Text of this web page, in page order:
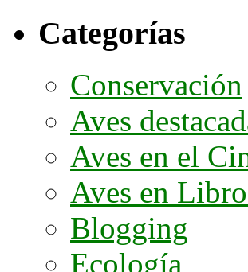
Categorías
Conservación
Aves
Aves en el
Aves en
Blogging
Ecología